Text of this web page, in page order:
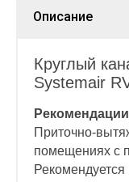
Круглый
Systemair
Приточно-
помещениях с